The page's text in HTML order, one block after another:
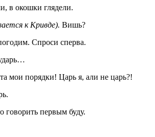
в окошки глядели.
к Кривде). Вишь?
Спроси сперва.
мои порядки! Царь я, али не царь?!
говорить первым буду.